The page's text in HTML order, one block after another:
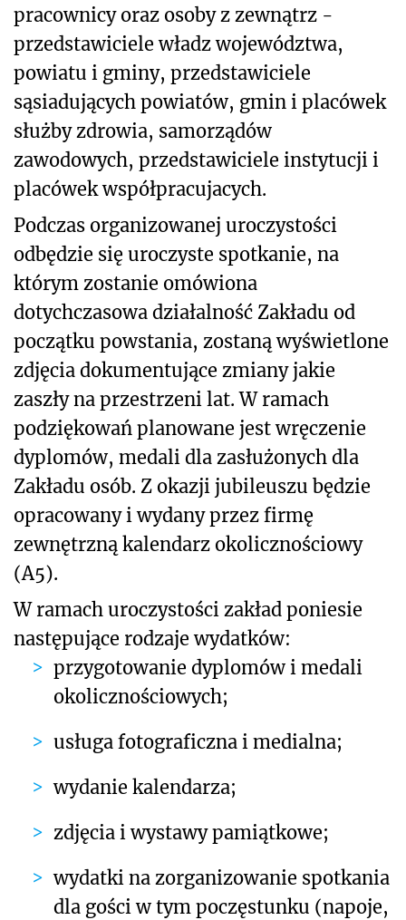
pracownicy oraz osoby z zewnątrz -
przedstawiciele władz województwa,
powiatu i gminy, przedstawiciele
sąsiadujących powiatów, gmin i placówek
służby zdrowia, samorządów
zawodowych, przedstawiciele instytucji i
placówek współpracujacych.
Podczas organizowanej uroczystości
odbędzie się uroczyste spotkanie, na
którym zostanie omówiona
dotychczasowa działalność Zakładu od
początku powstania, zostaną wyświetlone
zdjęcia dokumentujące zmiany jakie
zaszły na przestrzeni lat. W ramach
podziękowań planowane jest wręczenie
dyplomów, medali dla zasłużonych dla
Zakładu osób. Z okazji jubileuszu będzie
opracowany i wydany przez firmę
zewnętrzną kalendarz okolicznościowy
(A5).
W ramach uroczystości zakład poniesie
następujące rodzaje wydatków:
przygotowanie dyplomów i medali
okolicznościowych;
usługa fotograficzna i medialna;
wydanie kalendarza;
zdjęcia i wystawy pamiątkowe;
wydatki na zorganizowanie spotkania
dla gości w tym poczęstunku (napoje,